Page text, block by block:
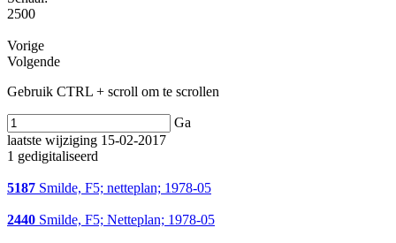
2500
Vorige
Volgende
Gebruik CTRL + scroll om te scrollen
Ga
laatste wijziging 15-02-2017
1 gedigitaliseerd
5187 Smilde, F5; netteplan; 1978-05
2440 Smilde, F5; Netteplan; 1978-05